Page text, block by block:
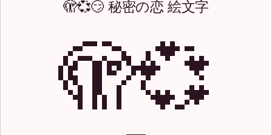
🫣💞😏 秘密の恋 絵文字
🫣💞